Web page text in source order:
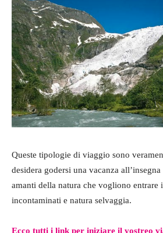
Queste tipologie di viaggio sono
desidera godersi una vacanza
amanti della natura che vogliono entrare
incontaminati e natura selvaggia.
Ecco tutti i link per iniziare il vostreo